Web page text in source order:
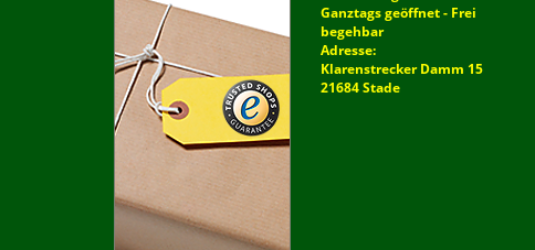
Ganztags geöffnet - Frei
begehbar
Adresse:
Klarenstrecker Damm 15
21684 Stade